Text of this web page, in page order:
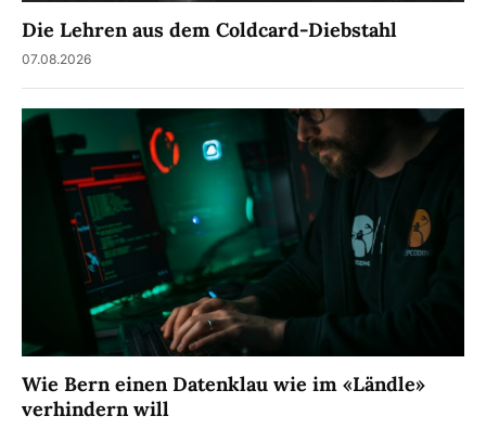
Die Lehren aus dem Coldcard-Diebstahl
07.08.2026
Wie Bern einen Datenklau wie im «Ländle»
verhindern will